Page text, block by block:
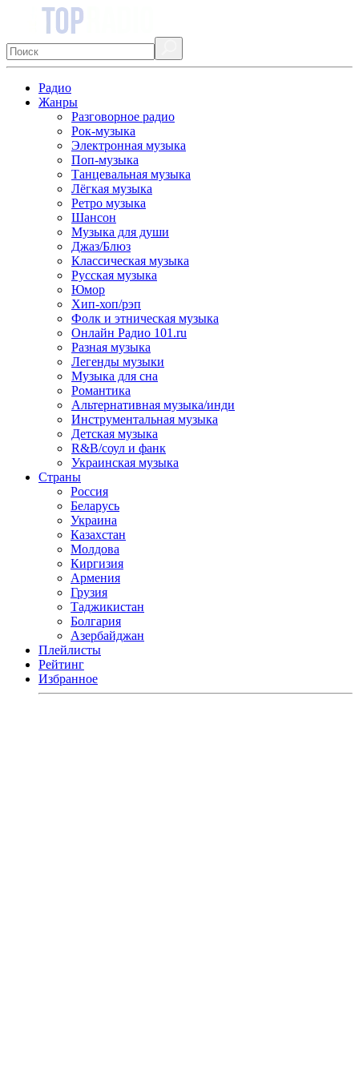
Радио
Жанры
Разговорное радио
Рок-музыка
Электронная музыка
Поп-музыка
Танцевальная музыка
Лёгкая музыка
Ретро музыка
Шансон
Музыка для души
Джаз/Блюз
Классическая музыка
Русская музыка
Юмор
Хип-хоп/рэп
Фолк и этническая музыка
Онлайн Радио 101.ru
Разная музыка
Легенды музыки
Музыка для сна
Романтика
Альтернативная музыка/инди
Инструментальная музыка
Детская музыка
R&B/cоул и фанк
Украинская музыка
Страны
Россия
Беларусь
Украина
Казахстан
Молдова
Киргизия
Армения
Грузия
Таджикистан
Болгария
Азербайджан
Плейлисты
Рейтинг
Избранное